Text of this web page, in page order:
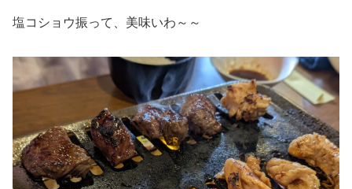
塩コショウ振って、美味いわ～～